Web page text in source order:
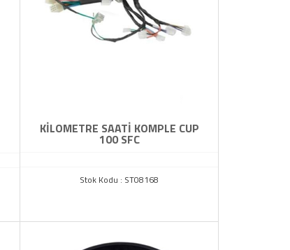
KİLOMETRE SAATİ KOMPLE CUP
100 SFC
Stok Kodu : ST08168